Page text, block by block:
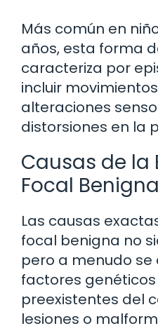
Más común en
años, esta forma
caracteriza por
incluir
alteraciones
distorsiones en la
Causas de la
Focal Benigna
Las causas
focal benigna no
pero a menudo se
factores
preexistentes del
lesiones o